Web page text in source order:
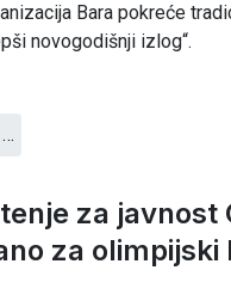
Bara pokreće
novogodišnji izlog“.
za javnost
za olimpijski